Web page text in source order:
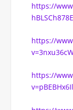
https://
hBLSCh878E
https://
https://